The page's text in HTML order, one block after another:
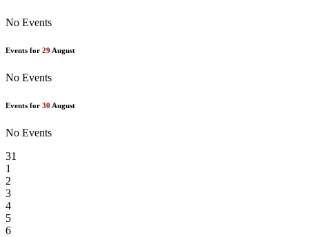
No Events
Events for 29 August
No Events
Events for 30 August
No Events
31
1
2
3
4
5
6